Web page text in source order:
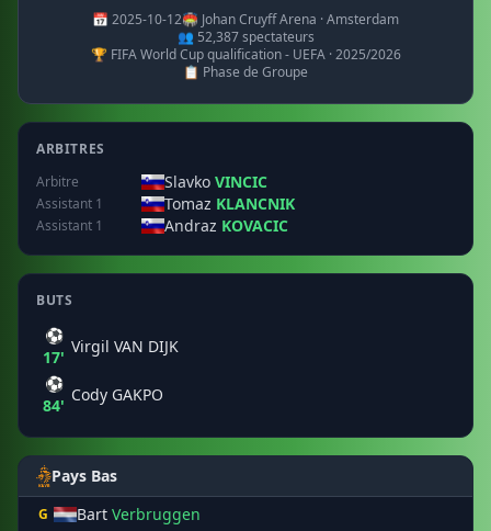
📅 2025-10-12🏟️ Johan Cruyff Arena · Amsterdam
👥 52,387 spectateurs
🏆 FIFA World Cup qualification - UEFA · 2025/2026
📋 Phase de Groupe
ARBITRES
Arbitre
Slavko VINCIC
Assistant 1 Tomaz KLANCNIK
Assistant 1 Andraz KOVACIC
BUTS
⚽
17'
Virgil VAN DIJK
⚽
84'
Cody GAKPO
Pays Bas
G Bart Verbruggen